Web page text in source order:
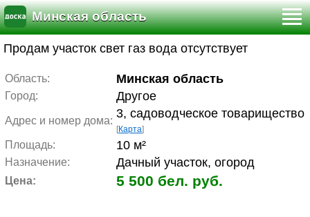
Минская область
Продам участок свет газ вода отсутствует
Область: Минская область
Город: Другое
Адрес и номер дома:
3, садоводческое товарищество
[Карта]
Площадь: 10 м²
Назначение: Дачный участок, огород
Цена: 5 500 бел. руб.